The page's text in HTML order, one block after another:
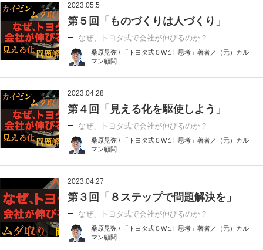
2023.05.5
第５回「ものづくりは人づくり」
なぜ、トヨタ式で会社が伸びるのか？
桑原晃弥 / 「トヨタ式５W１H思考」著者／（元）カル
マン顧問
2023.04.28
第４回「見える化を駆使しよう」
なぜ、トヨタ式で会社が伸びるのか？
桑原晃弥 / 「トヨタ式５W１H思考」著者／（元）カル
マン顧問
2023.04.27
第３回「８ステップで問題解決を」
なぜ、トヨタ式で会社が伸びるのか？
桑原晃弥 / 「トヨタ式５W１H思考」著者／（元）カル
マン顧問